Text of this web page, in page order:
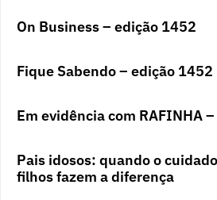
On Business – edição 1452
Fique Sabendo – edição 1452
Em evidência com RAFINHA
Pais idosos: quando o
filhos fazem a diferença